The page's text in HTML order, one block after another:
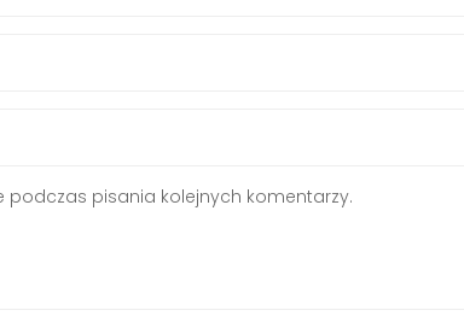
pisania kolejnych komentarzy.